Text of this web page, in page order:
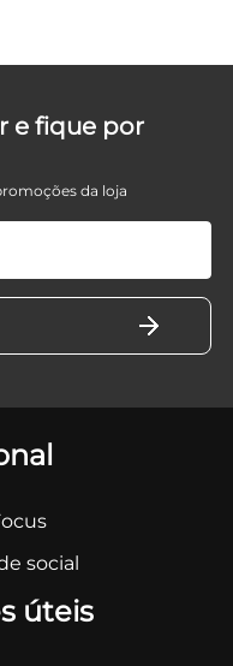
e fique por
da loja
social
úteis